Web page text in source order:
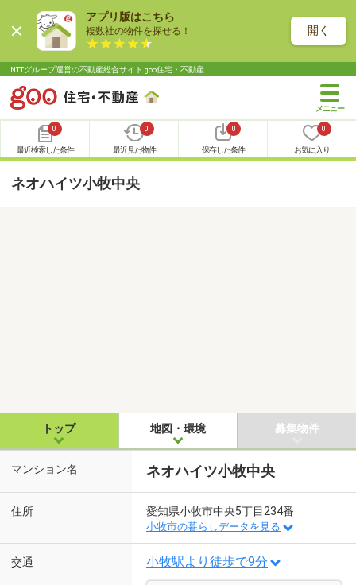
アプリ版はこちら
複数社の物件を探せる！ 開く
NTTグループ運営の不動産総合サイト goo住宅・不動産
0
最近検索した条件
0
最近見た物件
0
保存した条件
0
お気に入り
ネオハイツ小牧中央
トップ 地図・環境 募集物件
マンション名 ネオハイツ小牧中央
住所 愛知県小牧市中央5丁目234番
小牧市の暮らしデータを見る
交通 小牧駅より徒歩で9分